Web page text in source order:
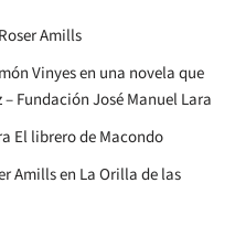
Amills
Vinyes en una novela que
Fundación José Manuel Lara
El librero de Macondo
Amills en La Orilla de las